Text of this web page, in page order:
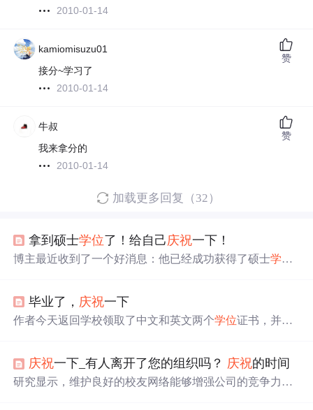
2010-01-14
kamiomisuzu01
接分~学习了
2010-01-14
赞
牛叔
我来拿分的
2010-01-14
赞
加载更多回复（32）
拿到硕士学位了！给自己庆祝一下！
博主最近收到了一个好消息：他已经成功获得了硕士学位
毕业了， 庆祝一下
作者今天返回学校领取了中文和英文两个学位证书，并且
庆祝一下_有人离开了您的组织吗？ 庆祝的时间
研究显示，维护良好的校友网络能够增强公司的竞争力。